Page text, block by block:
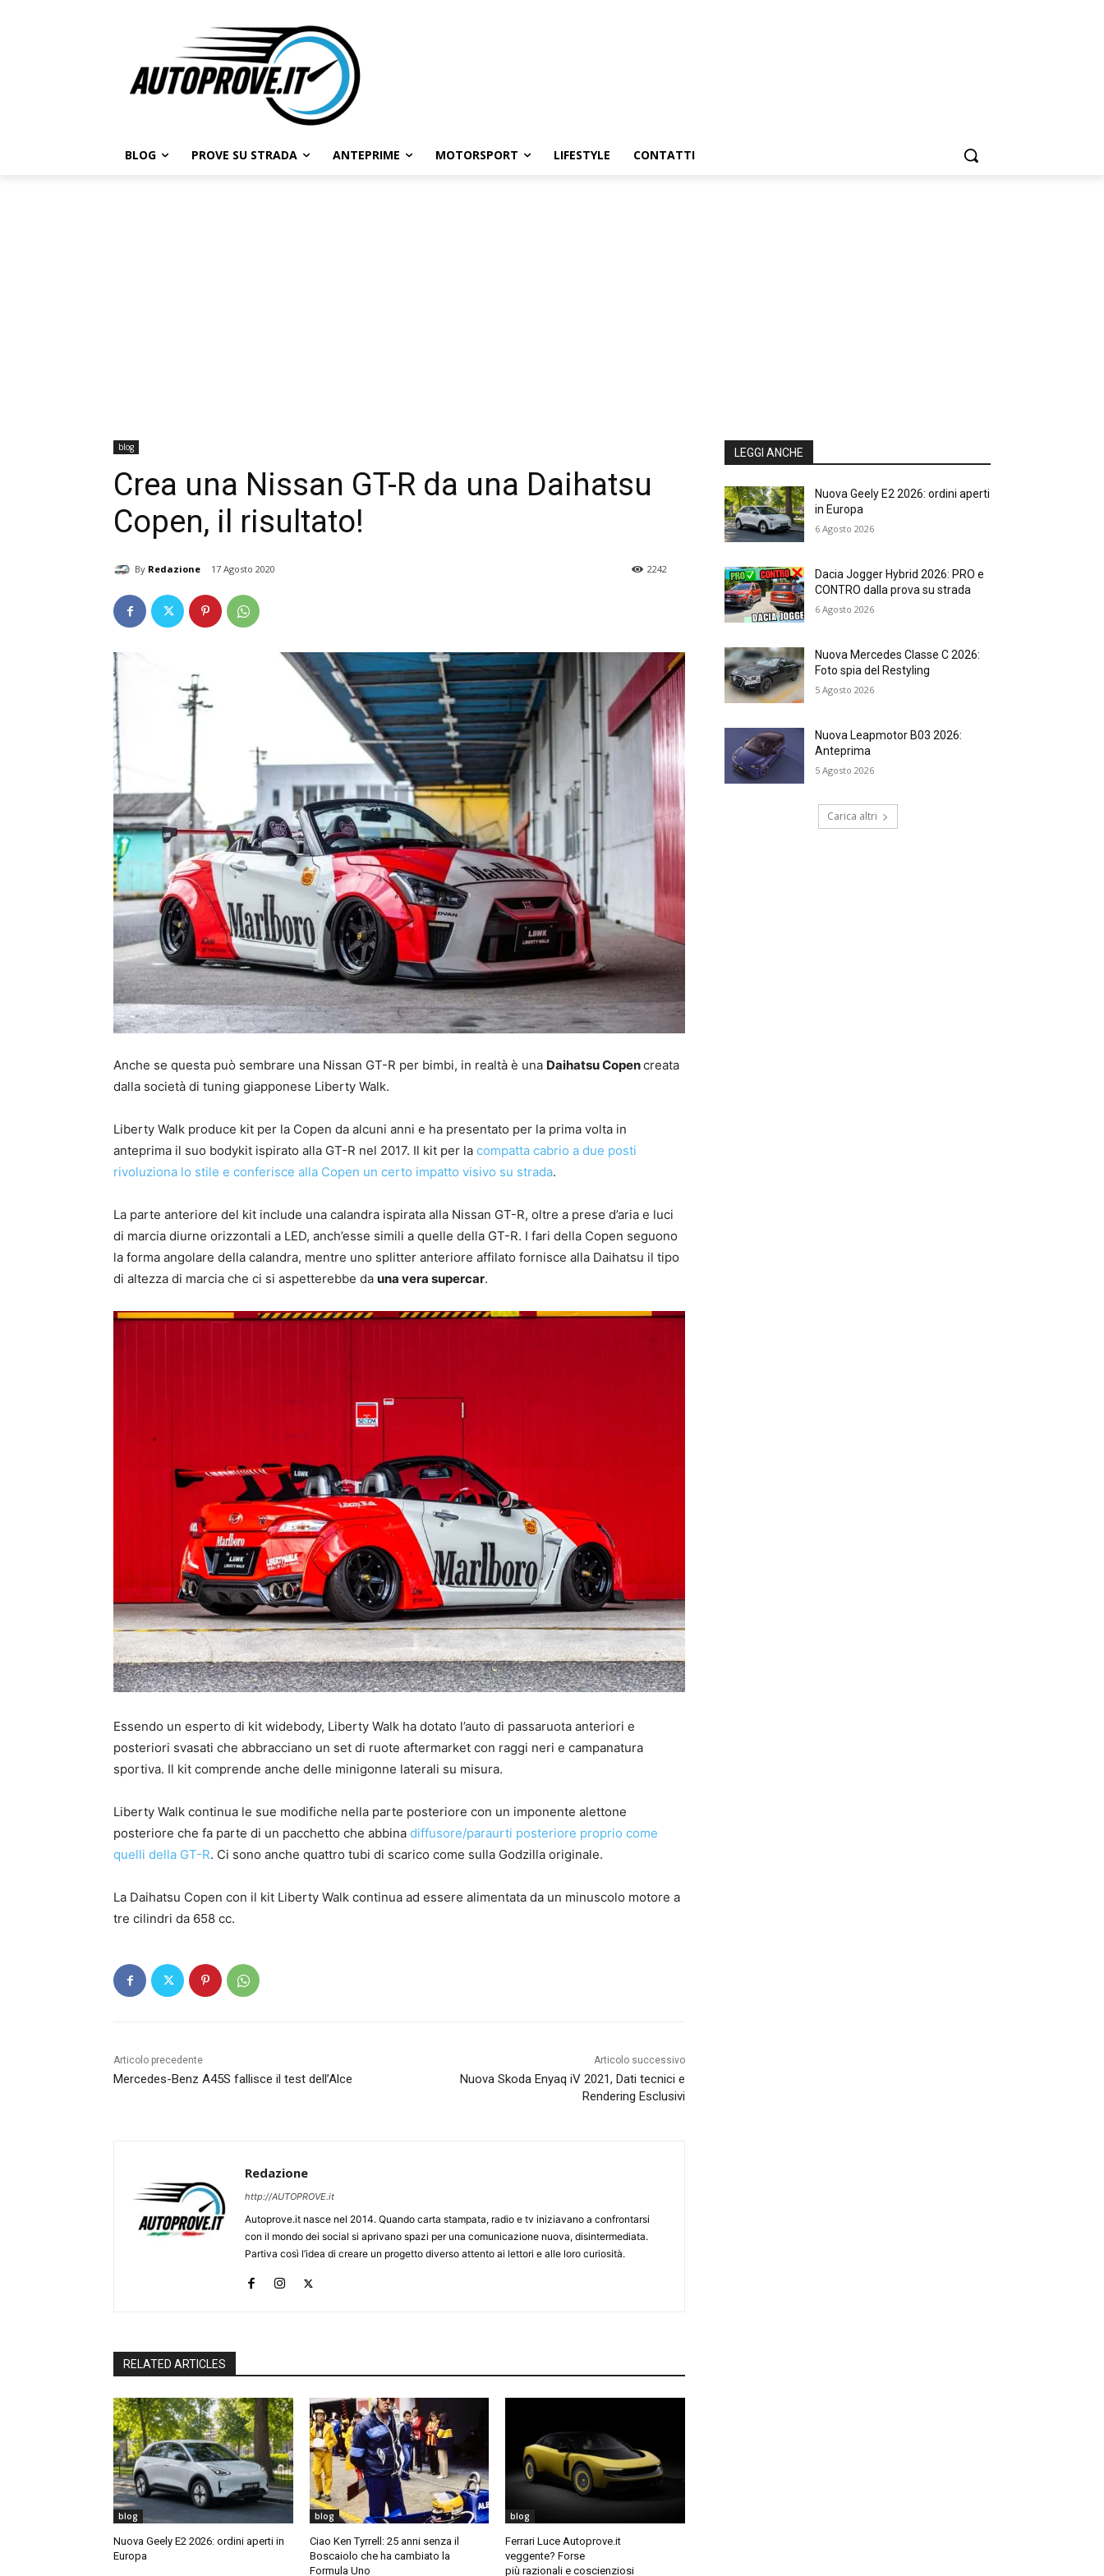
BLOG PROVE SU STRADA ANTEPRIME MOTORSPORT LIFESTYLE CONTATTI
blog
Crea una Nissan GT-R da una Daihatsu
Copen, il risultato!
By Redazione 17 Agosto 2020 2242
Anche se questa può sembrare una Nissan GT-R per bimbi, in realtà è una Daihatsu Copencreata
dalla società di tuning giapponese Liberty Walk.
Liberty Walk produce kit per la Copen da alcuni anni e ha presentato per la prima volta in
anteprima il suo bodykit ispirato alla GT-R nel 2017. Il kit per la compatta cabrio a due posti
rivoluziona lo stile e conferisce alla Copen un certo impatto visivo su strada.
La parte anteriore del kit include una calandra ispirata alla Nissan GT-R, oltre a prese d’aria e luci
di marcia diurne orizzontali a LED, anch’esse simili a quelle della GT-R. I fari della Copen seguono
la forma angolare della calandra, mentre uno splitter anteriore affilato fornisce alla Daihatsu il tipo
di altezza di marcia che ci si aspetterebbe da una vera supercar.
Essendo un esperto di kit widebody, Liberty Walk ha dotato l’auto di passaruota anteriori e
posteriori svasati che abbracciano un set di ruote aftermarket con raggi neri e campanatura
sportiva. Il kit comprende anche delle minigonne laterali su misura.
Liberty Walk continua le sue modifiche nella parte posteriore con un imponente alettone
posteriore che fa parte di un pacchetto che abbina diffusore/paraurti posteriore proprio come
quelli della GT-R. Ci sono anche quattro tubi di scarico come sulla Godzilla originale.
La Daihatsu Copen con il kit Liberty Walk continua ad essere alimentata da un minuscolo motore a
tre cilindri da 658 cc.
Articolo precedente
Mercedes-Benz A45S fallisce il test dell’Alce
Articolo successivo
Nuova Skoda Enyaq iV 2021, Dati tecnici e
Rendering Esclusivi
Redazione
http://AUTOPROVE.it
Autoprove.it nasce nel 2014. Quando carta stampata, radio e tv iniziavano a confrontarsi
con il mondo dei social si aprivano spazi per una comunicazione nuova, disintermediata.
Partiva così l’idea di creare un progetto diverso attento ai lettori e alle loro curiosità.
RELATED ARTICLES
blog
Nuova Geely E2 2026: ordini aperti in
Europa
blog
Ciao Ken Tyrrell: 25 anni senza il
Boscaiolo che ha cambiato la
Formula Uno
blog
Ferrari Luce Autoprove.it
veggente? Forse
più razionali e coscienziosi
LEGGI ANCHE
Nuova Geely E2 2026: ordini aperti
in Europa
6 Agosto 2026
Dacia Jogger Hybrid 2026: PRO e
CONTRO dalla prova su strada
6 Agosto 2026
Nuova Mercedes Classe C 2026:
Foto spia del Restyling
5 Agosto 2026
Nuova Leapmotor B03 2026:
Anteprima
5 Agosto 2026
Carica altri